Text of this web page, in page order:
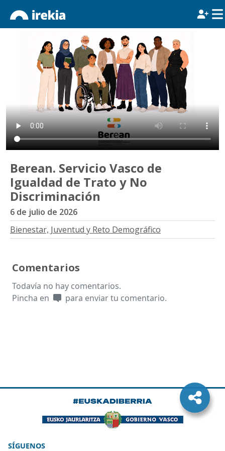
Berean. Servicio Vasco de
Igualdad de Trato y No
Discriminación
6 de julio de 2026
Bienestar, Juventud y Reto Demográfico
Comentarios
Todavía no hay comentarios.
Pincha en
para enviar tu comentario.
SÍGUENOS